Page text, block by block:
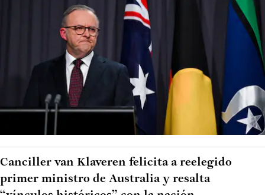
Canciller van Klaveren felicita a reelegido
primer ministro de Australia y resalta